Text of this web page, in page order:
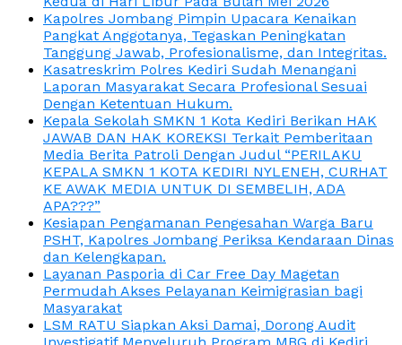
Kapolres Jombang Pimpin Upacara Kenaikan
Pangkat Anggotanya, Tegaskan Peningkatan
Tanggung Jawab, Profesionalisme, dan Integritas.
Kasatreskrim Polres Kediri Sudah Menangani
Laporan Masyarakat Secara Profesional Sesuai
Dengan Ketentuan Hukum.
Kepala Sekolah SMKN 1 Kota Kediri Berikan HAK
JAWAB DAN HAK KOREKSI Terkait Pemberitaan
Media Berita Patroli Dengan Judul “PERILAKU
KEPALA SMKN 1 KOTA KEDIRI NYLENEH, CURHAT
KE AWAK MEDIA UNTUK DI SEMBELIH, ADA
APA???”
Kesiapan Pengamanan Pengesahan Warga Baru
PSHT, Kapolres Jombang Periksa Kendaraan Dinas
dan Kelengkapan.
Layanan Pasporia di Car Free Day Magetan
Permudah Akses Pelayanan Keimigrasian bagi
Masyarakat
LSM RATU Siapkan Aksi Damai, Dorong Audit